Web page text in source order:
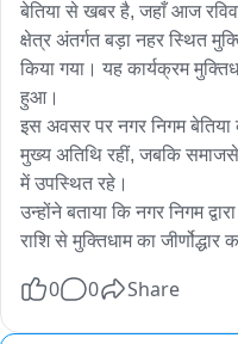
बेतिया से खबर है, जहाँ आज
क्षेत्र अंतर्गत बड़ा नहर स्थित
किया गया। यह कार्यक्रम
हुआ।
इस अवसर पर नगर निगम बेतिया
मुख्य अतिथि रहीं, जबकि
में उपस्थित रहे।
उन्होंने बताया कि नगर निगम
राशि से मुक्तिधाम का जीर्णोद्धार
0 0 Share